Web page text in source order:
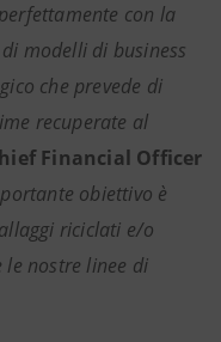
con la
modelli di business
che prevede di
recuperate al
Financial Officer
obiettivo è
riciclati e/o
nostre linee di